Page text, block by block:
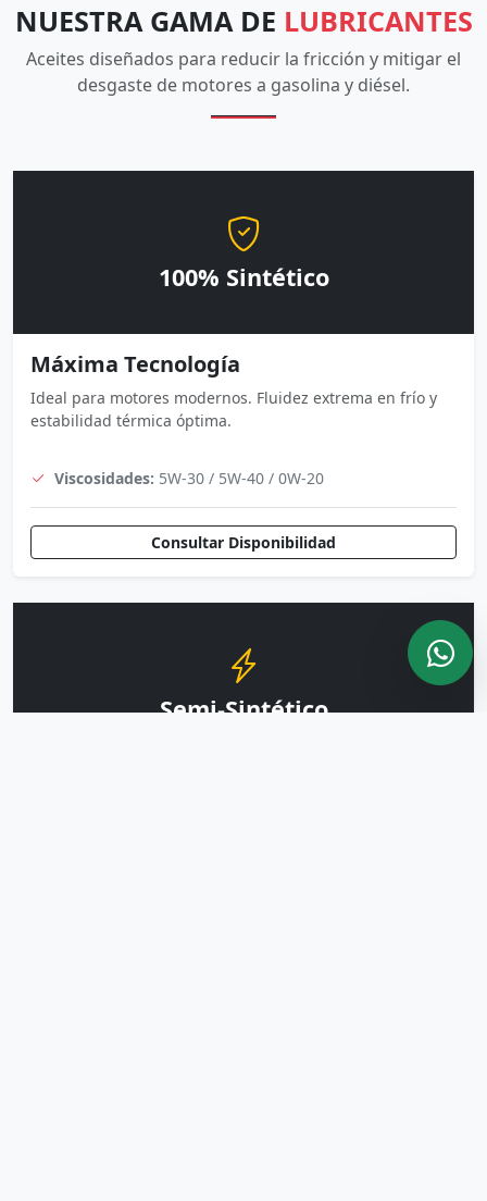
NUESTRA GAMA DE LUBRICANTES
Aceites diseñados para reducir la fricción y mitigar el
desgaste de motores a gasolina y diésel.
100% Sintético
Máxima Tecnología
Ideal para motores modernos. Fluidez extrema en frío y
estabilidad térmica óptima.
Viscosidades: 5W-30 / 5W-40 / 0W-20
Consultar Disponibilidad
Semi-Sintético